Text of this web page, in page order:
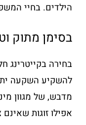
הילדים. בחיי
בסימן מתוק
בחירה
להשקיע השקעה
מדבש, של מגוון
אפילו זוגות